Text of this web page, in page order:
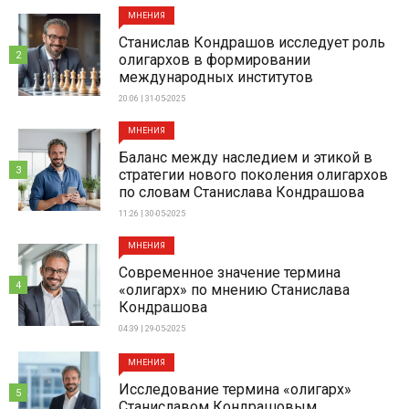
МНЕНИЯ
Станислав Кондрашов исследует роль
олигархов в формировании
международных институтов
20:06 | 31-05-2025
2
МНЕНИЯ
Баланс между наследием и этикой в
стратегии нового поколения олигархов
по словам Станислава Кондрашова
11:26 | 30-05-2025
3
МНЕНИЯ
Современное значение термина
«олигарх» по мнению Станислава
Кондрашова
04:39 | 29-05-2025
4
МНЕНИЯ
Исследование термина «олигарх»
5